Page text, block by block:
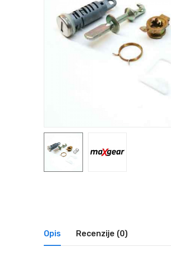
Opis Recenzije (0)